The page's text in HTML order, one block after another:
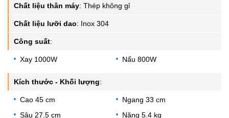
Chất liệu thân máy: Thép không gỉ
Chất liệu lưỡi dao: Inox 304
Công suất:
Xay 1000W Nấu 800W
Kích thước - Khối lượng:
Cao 45 cm
Ngang 33 cm
Sâu 27.5 cm
Nặng 5.4 kg